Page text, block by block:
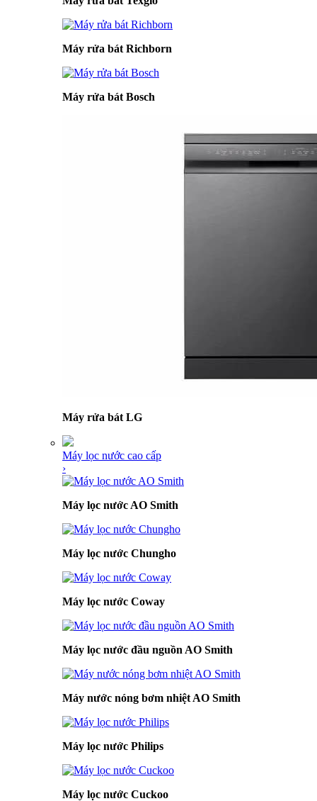
Máy rửa bát Richborn
Máy rửa bát Bosch
Máy rửa bát LG
Máy lọc nước cao cấp
›
Máy lọc nước AO Smith
Máy lọc nước Chungho
Máy lọc nước Coway
Máy lọc nước đầu nguồn AO Smith
Máy nước nóng bơm nhiệt AO Smith
Máy lọc nước Philips
Máy lọc nước Cuckoo